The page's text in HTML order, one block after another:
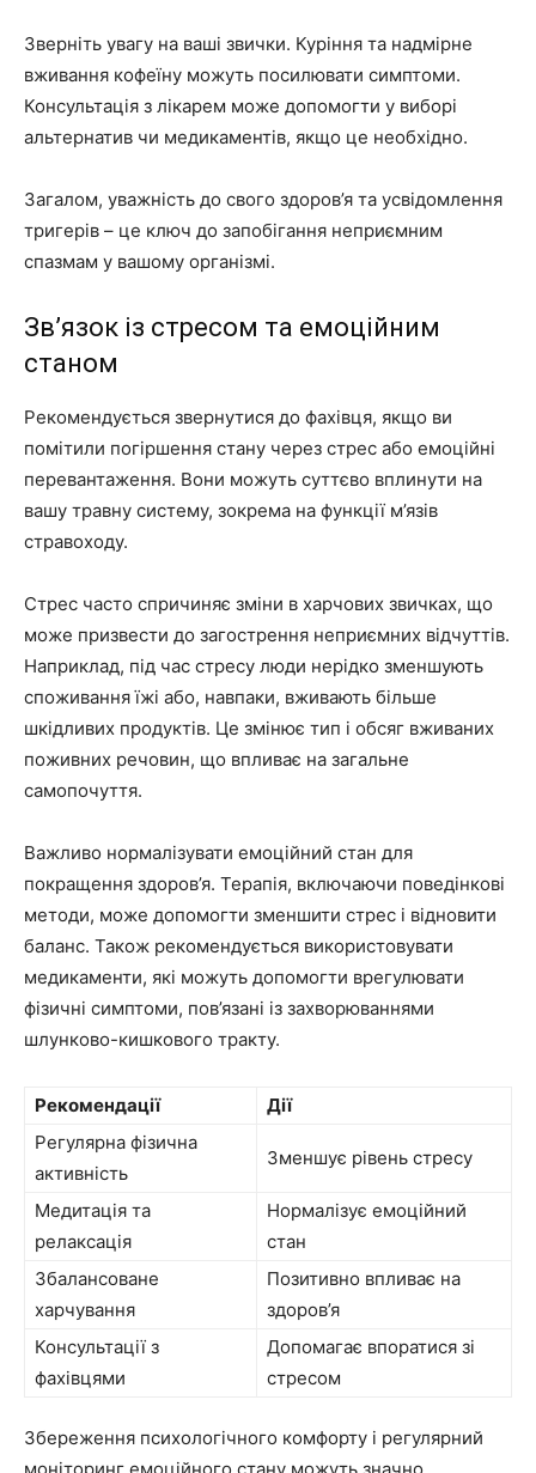
Зверніть увагу на ваші звички. Куріння та надмірне
вживання кофеїну можуть посилювати симптоми.
Консультація з лікарем може допомогти у виборі
альтернатив чи медикаментів, якщо це необхідно.
Загалом, уважність до свого здоров’я та усвідомлення
тригерів – це ключ до запобігання неприємним
спазмам у вашому організмі.
Зв’язок із стресом та емоційним
станом
Рекомендується звернутися до фахівця, якщо ви
помітили погіршення стану через стрес або емоційні
перевантаження. Вони можуть суттєво вплинути на
вашу травну систему, зокрема на функції м’язів
стравоходу.
Стрес часто спричиняє зміни в харчових звичках, що
може призвести до загострення неприємних відчуттів.
Наприклад, під час стресу люди нерідко зменшують
споживання їжі або, навпаки, вживають більше
шкідливих продуктів. Це змінює тип і обсяг вживаних
поживних речовин, що впливає на загальне
самопочуття.
Важливо нормалізувати емоційний стан для
покращення здоров’я. Терапія, включаючи поведінкові
методи, може допомогти зменшити стрес і відновити
баланс. Також рекомендується використовувати
медикаменти, які можуть допомогти врегулювати
фізичні симптоми, пов’язані із захворюваннями
шлунково-кишкового тракту.
Рекомендації
Дії
Регулярна фізична
активність
Зменшує рівень стресу
Медитація та
релаксація
Нормалізує емоційний
стан
Збалансоване
харчування
Позитивно впливає на
здоров’я
Консультації з
фахівцями
Допомагає впоратися зі
стресом
Збереження психологічного комфорту і регулярний